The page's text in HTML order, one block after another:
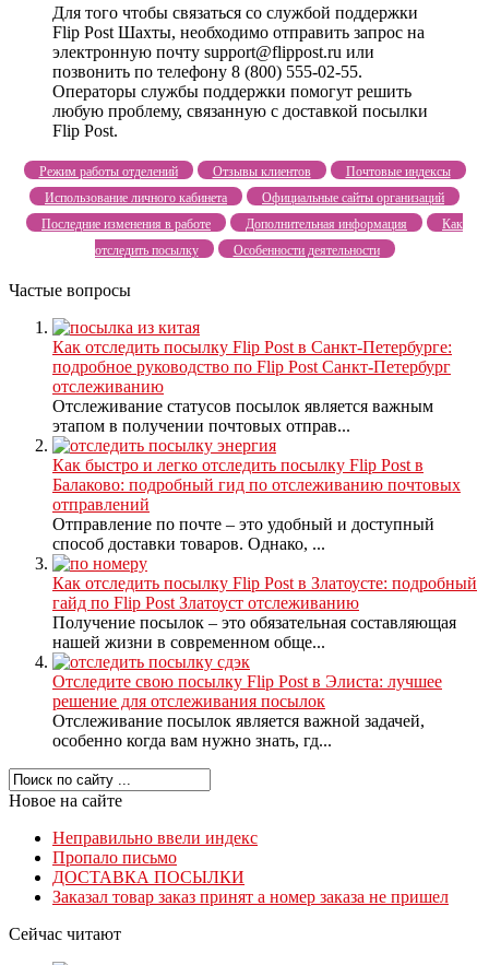
Для того чтобы связаться со службой поддержки
Flip Post Шахты, необходимо отправить запрос на
электронную почту support@flippost.ru или
позвонить по телефону 8 (800) 555-02-55.
Операторы службы поддержки помогут решить
любую проблему, связанную с доставкой посылки
Flip Post.
Режим работы отделений Отзывы клиентов
Почтовые индексы
Использование личного кабинета
Официальные сайты организаций
Последние изменения в работе
Дополнительная информация
Как
отследить посылку
Особенности деятельности
Частые вопросы
Как отследить посылку Flip Post в Санкт-Петербурге:
подробное руководство по Flip Post Санкт-Петербург
отслеживанию
Отслеживание статусов посылок является важным
этапом в получении почтовых отправ...
Как быстро и легко отследить посылку Flip Post в
Балаково: подробный гид по отслеживанию почтовых
отправлений
Отправление по почте – это удобный и доступный
способ доставки товаров. Однако, ...
Как отследить посылку Flip Post в Златоусте: подробный
гайд по Flip Post Златоуст отслеживанию
Получение посылок – это обязательная составляющая
нашей жизни в современном обще...
Отследите свою посылку Flip Post в Элиста: лучшее
решение для отслеживания посылок
Отслеживание посылок является важной задачей,
особенно когда вам нужно знать, гд...
Новое на сайте
Неправильно ввели индекс
Пропало письмо
ДОСТАВКА ПОСЫЛКИ
Заказал товар заказ принят а номер заказа не пришел
Сейчас читают